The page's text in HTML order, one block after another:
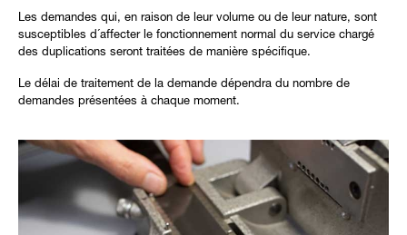
Les demandes qui, en raison de leur volume ou de leur nature, sont
susceptibles d´affecter le fonctionnement normal du service chargé
des duplications seront traitées de manière spécifique.
Le délai de traitement de la demande dépendra du nombre de
demandes présentées à chaque moment.